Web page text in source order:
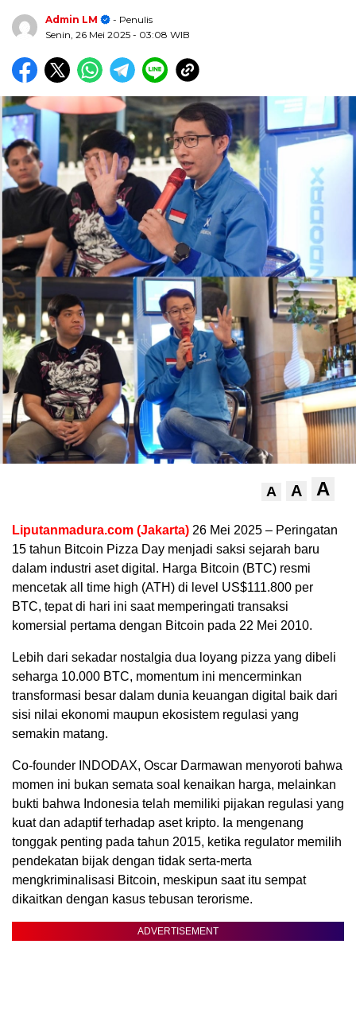
Admin LM
- Penulis
Senin, 26 Mei 2025 - 03:08 WIB
A A A
Liputanmadura.com (Jakarta) 26 Mei 2025 – Peringatan
15 tahun Bitcoin Pizza Day menjadi saksi sejarah baru
dalam industri aset digital. Harga Bitcoin (BTC) resmi
mencetak all time high (ATH) di level US$111.800 per
BTC, tepat di hari ini saat memperingati transaksi
komersial pertama dengan Bitcoin pada 22 Mei 2010.
Lebih dari sekadar nostalgia dua loyang pizza yang dibeli
seharga 10.000 BTC, momentum ini mencerminkan
transformasi besar dalam dunia keuangan digital baik dari
sisi nilai ekonomi maupun ekosistem regulasi yang
semakin matang.
Co-founder INDODAX, Oscar Darmawan menyoroti bahwa
momen ini bukan semata soal kenaikan harga, melainkan
bukti bahwa Indonesia telah memiliki pijakan regulasi yang
kuat dan adaptif terhadap aset kripto. Ia mengenang
tonggak penting pada tahun 2015, ketika regulator memilih
pendekatan bijak dengan tidak serta-merta
mengkriminalisasi Bitcoin, meskipun saat itu sempat
dikaitkan dengan kasus tebusan terorisme.
ADVERTISEMENT